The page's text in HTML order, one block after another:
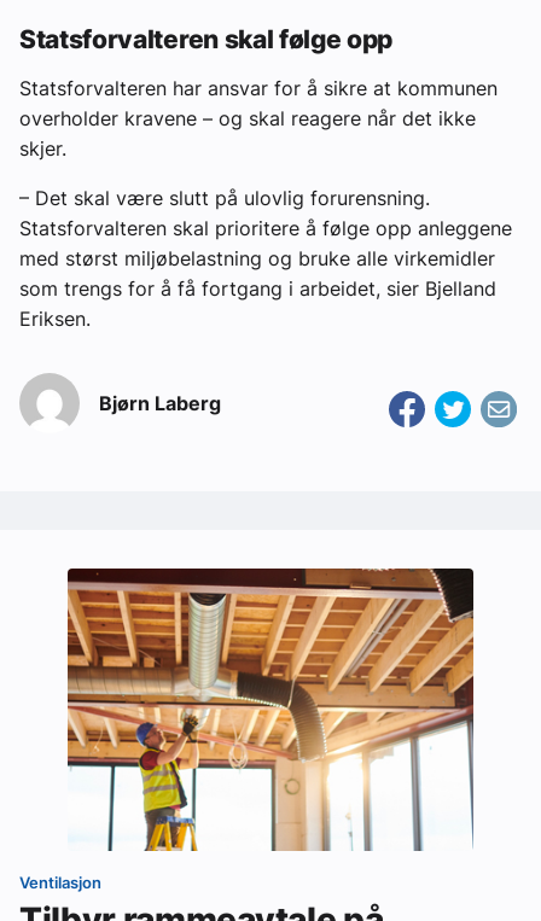
Statsforvalteren skal følge opp
Statsforvalteren har ansvar for å sikre at kommunen
overholder kravene – og skal reagere når det ikke
skjer.
– Det skal være slutt på ulovlig forurensning.
Statsforvalteren skal prioritere å følge opp anleggene
med størst miljøbelastning og bruke alle virkemidler
som trengs for å få fortgang i arbeidet, sier Bjelland
Eriksen.
Bjørn Laberg
Ventilasjon